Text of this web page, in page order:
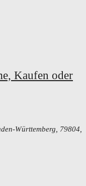
Kaufen oder
Württemberg, 79804,